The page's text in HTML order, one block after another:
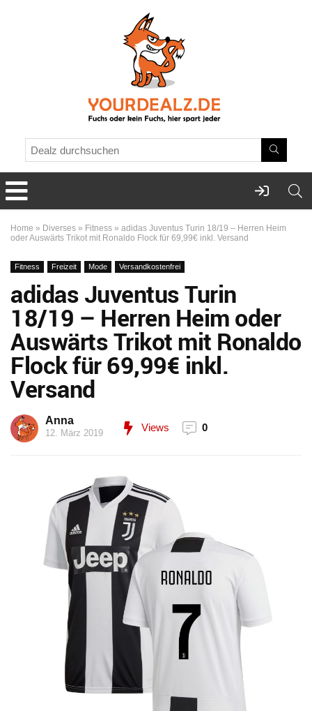
Home » Diverses » Fitness » adidas Juventus Turin 18/19 – Herren Heim
oder Auswärts Trikot mit Ronaldo Flock für 69,99€ inkl. Versand
Fitness Freizeit Mode Versandkostenfrei
adidas Juventus Turin
18/19 – Herren Heim oder
Auswärts Trikot mit Ronaldo
Flock für 69,99€ inkl.
Versand
Anna
12. März 2019 Views 0